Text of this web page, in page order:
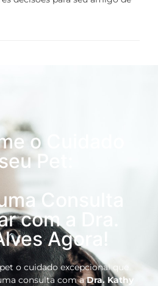
o Cuidado
Pet:
Consulta
com a Dra.
Agora!
o cuidado excepcional que
consulta com aDra. Kathy